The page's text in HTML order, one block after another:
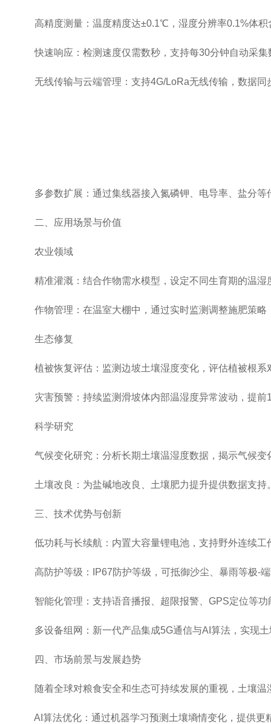
高精度测量：温度精度达±0.1℃，湿度分辨率0.1%体积
快速响应：检测速度仅需数秒，支持每30分钟自动采集
无线传输与云端管理：支持4G/LoRa无线传输，数据同
多参数扩展：通过集线器接入氮磷钾、电导率、盐分等
二、应用场景与价值
农业领域
精准灌溉：结合作物需水模型，设定不同生育期的温湿
作物管理：在温室大棚中，通过实时监测调整施肥策略
生态修复
植被恢复评估：监测边坡土壤湿度变化，评估植被根系
灾害预警：持续监测滑坡体内部温湿度异常波动，提前
科学研究
气候变化研究：分析长期土壤温湿度数据，揭示气候变
土壤改良：为盐碱地改良、土壤肥力提升提供数据支持
三、技术优势与创新
低功耗与长续航：内置大容量锂电池，支持野外连续工
高防护等级：IP67防护等级，可抵御沙尘、暴雨等极-端
智能化管理：支持语音播报、超限报警、GPS定位等功
多设备组网：新一代产品集成5G通信与AI算法，实现土
四、市场前景与发展趋势
随着全球对粮食安全和生态可持续发展的重视，土壤温
AI算法优化：通过机器学习预测土壤墒情变化，提供更